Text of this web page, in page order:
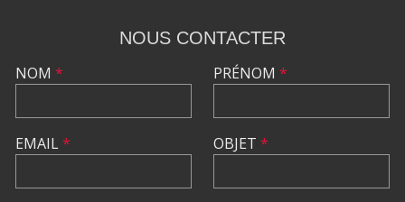
NOUS CONTACTER
NOM *
EMAIL*
PRÉNOM *
OBJET *